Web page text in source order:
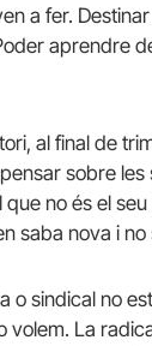
a fer.
aprendre
al final de
sobre
no és el
saba nova i
o sindical no
volem. La